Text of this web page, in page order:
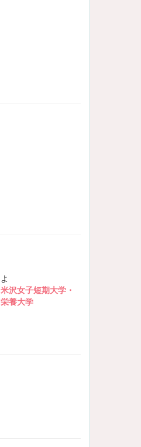
よ
米沢女子短期大学・
栄養大学